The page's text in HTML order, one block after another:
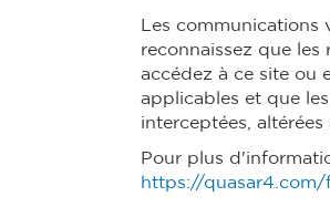
Les
reconnaissez que
accédez à ce site ou
applicables et que
interceptées, altérées
Pour plus
https://